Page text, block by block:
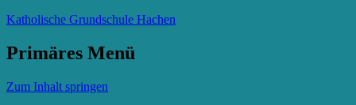
Katholische Grundschule Hachen
Primäres Menü
Zum Inhalt springen